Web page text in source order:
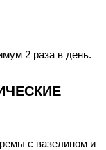
2 раза в день.
с вазелином и